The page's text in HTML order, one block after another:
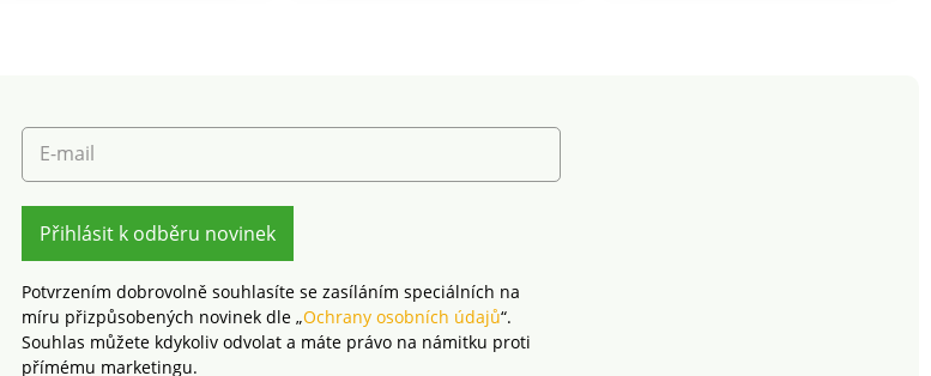
E-mail
Přihlásit k odběru novinek
Potvrzením dobrovolně souhlasíte se zasíláním speciálních na
míru přizpůsobených novinek dle „Ochrany osobních údajů“.
Souhlas můžete kdykoliv odvolat a máte právo na námitku proti
přímému marketingu.